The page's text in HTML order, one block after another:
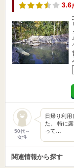
3.6
50代～
女性
日帰り利用
た。 特に
って…
関連情報から探す